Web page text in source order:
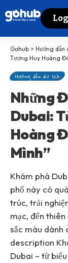
Gohub > Hướng dẫn
Tượng Huy Hoàng
Hướng dẫn du lịch
Những
Dubai:
Hoàng
Mình”
Khám phá
phố này có
trúc, trải
mạc, đến
sắc màu dành
description
Dubai – từ